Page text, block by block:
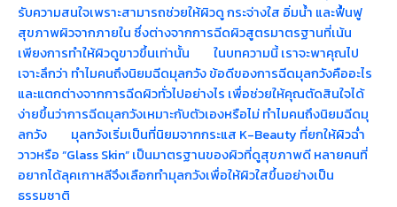
รับความสนใจเพราะสามารถช่วยให้ผิวดู กระจ่างใส อิ่มน้ำ และฟื้นฟู
สุขภาพผิวจากภายใน ซึ่งต่างจากการฉีดผิวสูตรมาตรฐานที่เน้น
เพียงการทำให้ผิวดูขาวขึ้นเท่านั้น ในบทความนี้ เราจะพาคุณไป
เจาะลึกว่า ทำไมคนถึงนิยมฉีดมุลกวัง ข้อดีของการฉีดมุลกวังคืออะไร
และแตกต่างจากการฉีดผิวทั่วไปอย่างไร เพื่อช่วยให้คุณตัดสินใจได้
ง่ายขึ้นว่าการฉีดมุลกวังเหมาะกับตัวเองหรือไม่ ทำไมคนถึงนิยมฉีดมุ
ลกวัง มุลกวังเริ่มเป็นที่นิยมจากกระแส K-Beauty ที่ยกให้ผิวฉ่ำ
วาวหรือ “Glass Skin” เป็นมาตรฐานของผิวที่ดูสุขภาพดี หลายคนที่
อยากได้ลุคเกาหลีจึงเลือกทำมุลกวังเพื่อให้ผิวใสขึ้นอย่างเป็น
ธรรมชาติ